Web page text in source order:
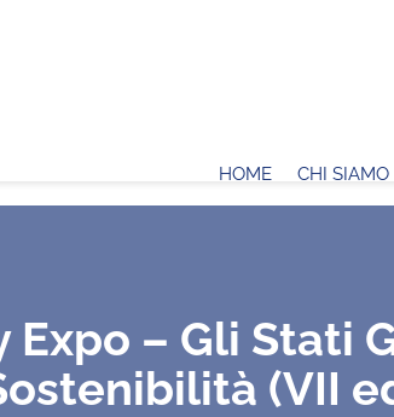
– Gli Stati
(VII
HOME CHI SIAMO